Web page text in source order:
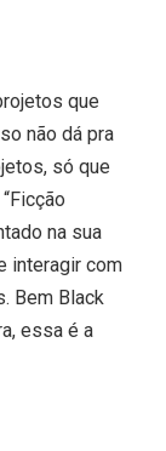
que
não dá pra
só que
na sua
interagir com
Bem Black
essa é a